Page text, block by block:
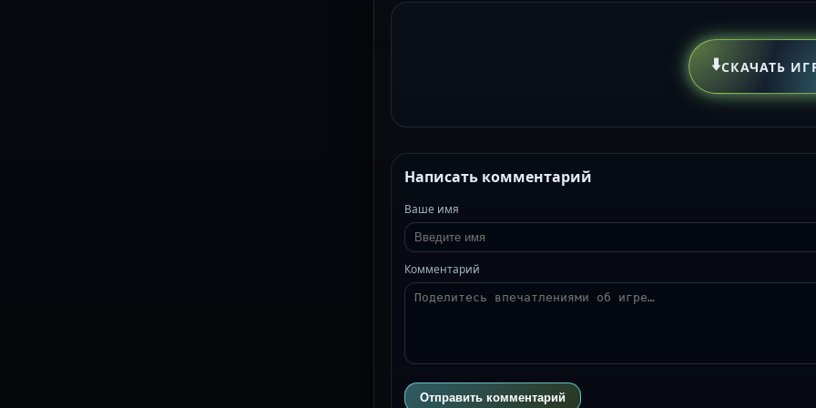
⬇️СКАЧАТЬ
Написать комментарий
Ваше имя
Комментарий
Отправить комментарий